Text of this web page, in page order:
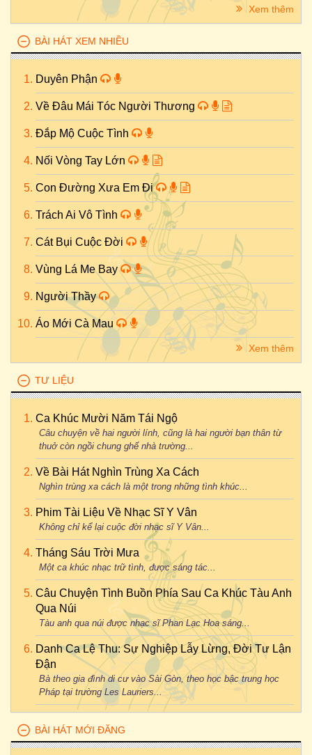
Xem thêm
BÀI HÁT XEM NHIỀU
Duyên Phận
Về Đâu Mái Tóc Người Thương
Đắp Mộ Cuộc Tình
Nối Vòng Tay Lớn
Con Đường Xưa Em Đi
Trách Ai Vô Tình
Cát Bụi Cuộc Đời
Vùng Lá Me Bay
Người Thầy
Áo Mới Cà Mau
Xem thêm
TƯ LIỆU
Ca Khúc Mười Năm Tái Ngộ
Câu chuyện về hai người lính, cũng là hai người bạn thân từ
thuở còn ngồi chung ghế nhà trường...
Về Bài Hát Nghìn Trùng Xa Cách
Nghìn trùng xa cách là một trong những tình khúc...
Phim Tài Liệu Về Nhạc Sĩ Y Vân
Không chỉ kể lại cuộc đời nhạc sĩ Y Vân...
Tháng Sáu Trời Mưa
Một ca khúc nhạc trữ tình, được sáng tác...
Câu Chuyện Tình Buồn Phía Sau Ca Khúc Tàu Anh
Qua Núi
Tàu anh qua núi được nhạc sĩ Phan Lạc Hoa sáng...
Danh Ca Lệ Thu: Sự Nghiệp Lẫy Lừng, Đời Tư Lận
Đận
Bà theo gia đình di cư vào Sài Gòn, theo học bậc trung học
Pháp tại trường Les Lauriers...
BÀI HÁT MỚI ĐĂNG